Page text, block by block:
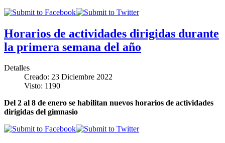
Horarios de actividades dirigidas durante
la primera semana del año
Detalles
Creado: 23 Diciembre 2022
Visto: 1190
Del 2 al 8 de enero se habilitan nuevos horarios de actividades
dirigidas del gimnasio